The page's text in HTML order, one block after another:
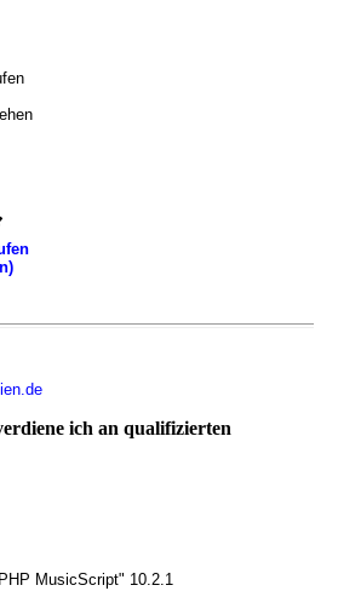
ich an qualifizierten
MusicScript" 10.2.1